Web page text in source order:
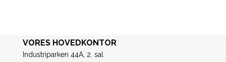
VORES HOVEDKONTOR
Industriparken 44A, 2. sal